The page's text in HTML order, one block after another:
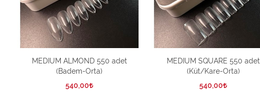
MEDIUM ALMOND 550 adet
(Badem-Orta)
540,00
MEDIUM SQUARE 550 adet
(Küt/Kare-Orta)
540,00